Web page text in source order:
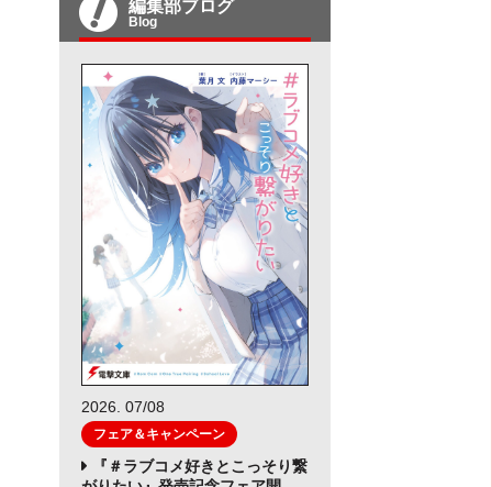
編集部ブログ
Blog
2026. 07/08
フェア＆キャンペーン
『＃ラブコメ好きとこっそり繋